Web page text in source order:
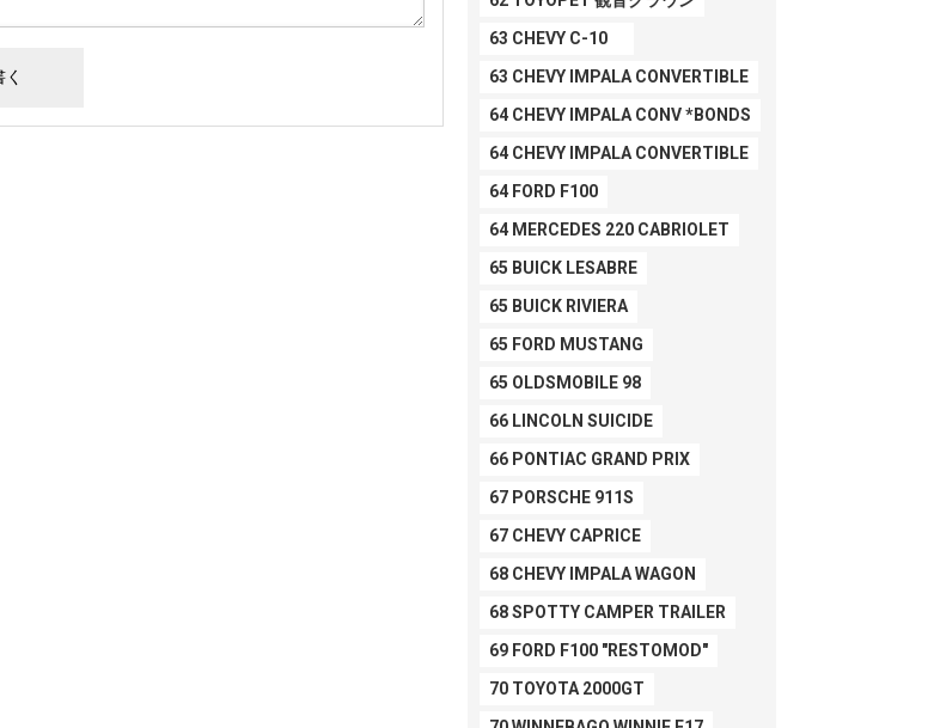
63 CHEVY C-10
63 CHEVY IMPALA CONVERTIBLE
64 CHEVY IMPALA CONV *BONDS
64 CHEVY IMPALA CONVERTIBLE
64 FORD F100
64 MERCEDES 220 CABRIOLET
65 BUICK LESABRE
65 BUICK RIVIERA
65 FORD MUSTANG
65 OLDSMOBILE 98
66 LINCOLN SUICIDE
66 PONTIAC GRAND PRIX
67 PORSCHE 911S
67 CHEVY CAPRICE
68 CHEVY IMPALA WAGON
68 SPOTTY CAMPER TRAILER
69 FORD F100 "RESTOMOD"
70 TOYOTA 2000GT